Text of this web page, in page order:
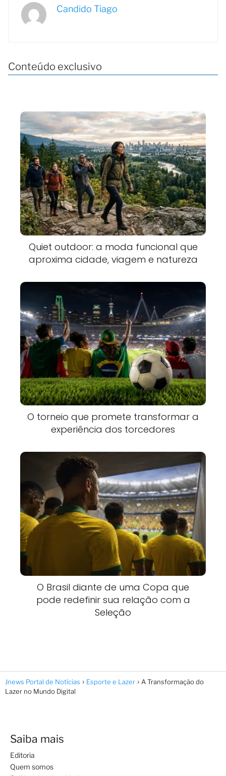
Candido Tiago
Conteúdo exclusivo
Quiet outdoor: a moda funcional que
aproxima cidade, viagem e natureza
O torneio que promete transformar a
experiência dos torcedores
O Brasil diante de uma Copa que
pode redefinir sua relação com a
Seleção
Jnews Portal de Notícias Esporte e Lazer
A Transformação do
Lazer no Mundo Digital
Saiba mais
Editoria
Quem somos